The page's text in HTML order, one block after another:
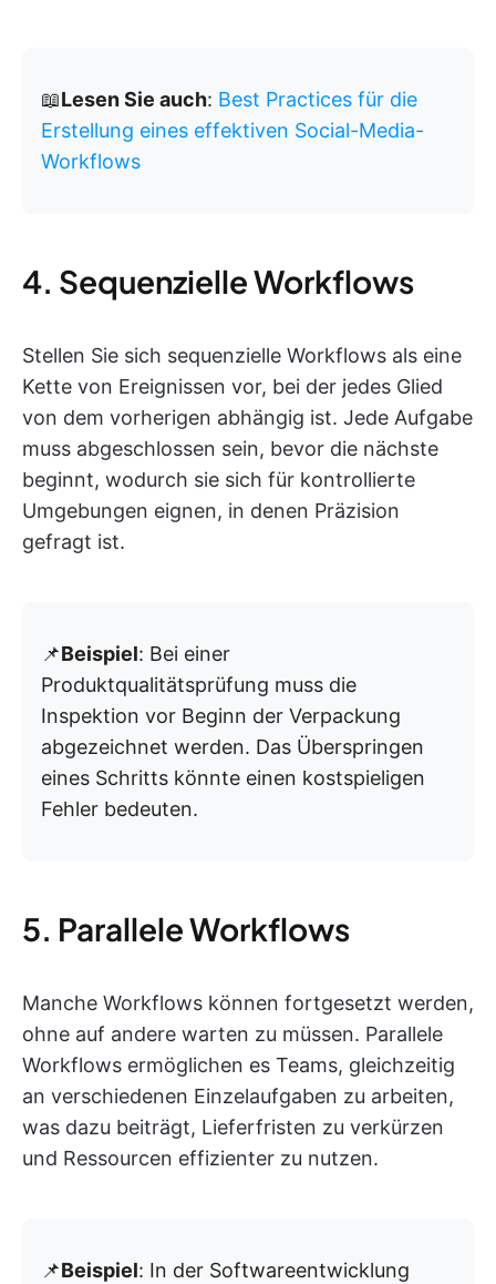
📖Lesen Sie auch: Best Practices für die
Erstellung eines effektiven Social-Media-
Workflows
4. Sequenzielle Workflows
Stellen Sie sich sequenzielle Workflows als eine
Kette von Ereignissen vor, bei der jedes Glied
von dem vorherigen abhängig ist. Jede Aufgabe
muss abgeschlossen sein, bevor die nächste
beginnt, wodurch sie sich für kontrollierte
Umgebungen eignen, in denen Präzision
gefragt ist.
📌Beispiel: Bei einer
Produktqualitätsprüfung muss die
Inspektion vor Beginn der Verpackung
abgezeichnet werden. Das Überspringen
eines Schritts könnte einen kostspieligen
Fehler bedeuten.
5. Parallele Workflows
Manche Workflows können fortgesetzt werden,
ohne auf andere warten zu müssen. Parallele
Workflows ermöglichen es Teams, gleichzeitig
an verschiedenen Einzelaufgaben zu arbeiten,
was dazu beiträgt, Lieferfristen zu verkürzen
und Ressourcen effizienter zu nutzen.
📌Beispiel: In der Softwareentwicklung